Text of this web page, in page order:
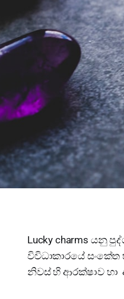
Lucky charms යනු
විවිධාකාරයේ
නිවස් හි ආරක්ෂාව හා